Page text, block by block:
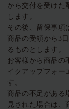
から交付を受けた
します。
その後、留保事項
商品の受領から3
るものとします。
お客様から商品の
イクアップフォー
す。
商品の不足がある
見された場合は、